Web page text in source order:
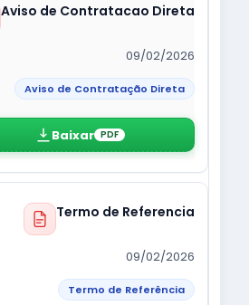
Aviso de Contratacao Direta
09/02/2026
Aviso de Contratação Direta
Baixar PDF
Termo de Referencia
09/02/2026
Termo de Referência